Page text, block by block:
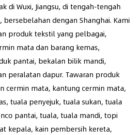
di Wuxi, Jiangsu, di tengah-tengah
bersebelahan dengan Shanghai. Kami
produk tekstil yang pelbagai,
mata dan barang kemas,
pantai, bekalan bilik mandi,
peralatan dapur. Tawaran produk
cermin mata, kantung cermin mata,
tuala penyejuk, tuala sukan, tuala
pantai, tuala, tuala mandi, topi
kepala, kain pembersih kereta,